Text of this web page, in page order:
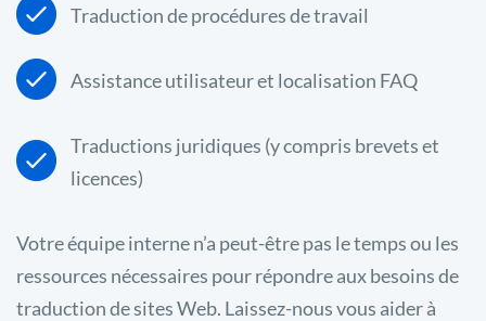
Traduction de procédures de travail
Assistance utilisateur et localisation FAQ
Traductions juridiques (y compris brevets et
licences)
Votre équipe interne n’a peut-être pas le temps ou les
ressources nécessaires pour répondre aux besoins de
traduction de sites Web. Laissez-nous vous aider à